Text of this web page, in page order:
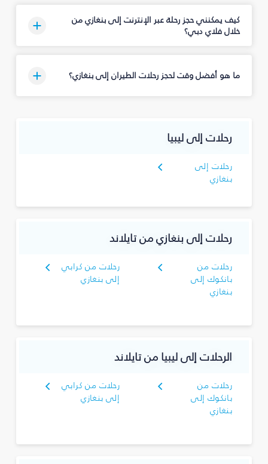
كيف يمكنني حجز رحلة عبر الإنترنت إلى بنغازي من
خلال فلاي دبي؟
ما هو أفضل وقت لحجز رحلات الطيران إلى بنغازي؟
رحلات إلى ليبيا
رحلات إلى
بنغازي
رحلات إلى بنغازي من تايلاند
رحلات من
بانكوك إلى
بنغازي
رحلات من كرابي
إلى بنغازي
الرحلات إلى ليبيا من تايلاند
رحلات من
بانكوك إلى
بنغازي
رحلات من كرابي
إلى بنغازي